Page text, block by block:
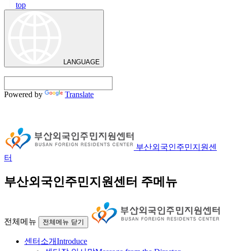
top
LANGUAGE
Powered by Translate
부산외국인주민지원센
터
부산외국인주민지원센터 주메뉴
전체메뉴 전체메뉴 닫기
센터소개Introduce